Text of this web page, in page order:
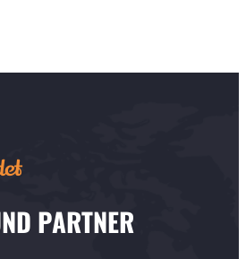
PARTNER